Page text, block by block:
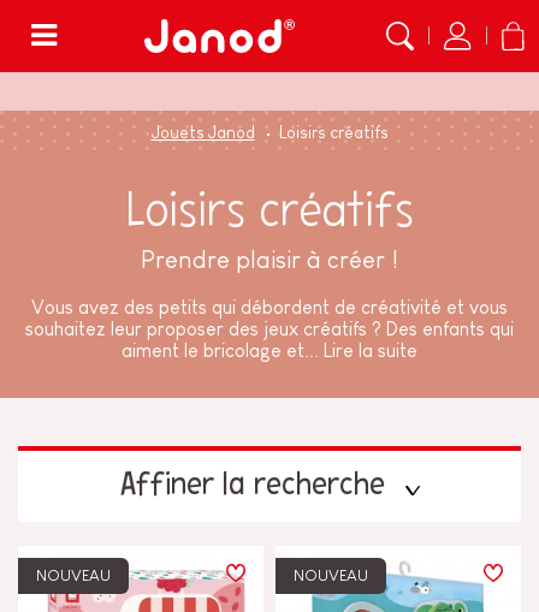
Jouets Janod Loisirs créatifs
Loisirs créatifs
Prendre plaisir à créer !
Vous avez des petits qui débordent de créativité et vous
souhaitez leur proposer des jeux créatifs ? Des enfants qui
aiment le bricolage et...
Lire la suite
Affiner la recherche
Construire & concevoir
NOUVEAU NOUVEAU